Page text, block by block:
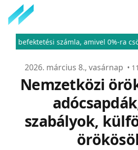
amivel 0%-ra csökkentheted a
Publikálva
2026. március 8., vasárnap • 11
Nemzetközi
szabályok,